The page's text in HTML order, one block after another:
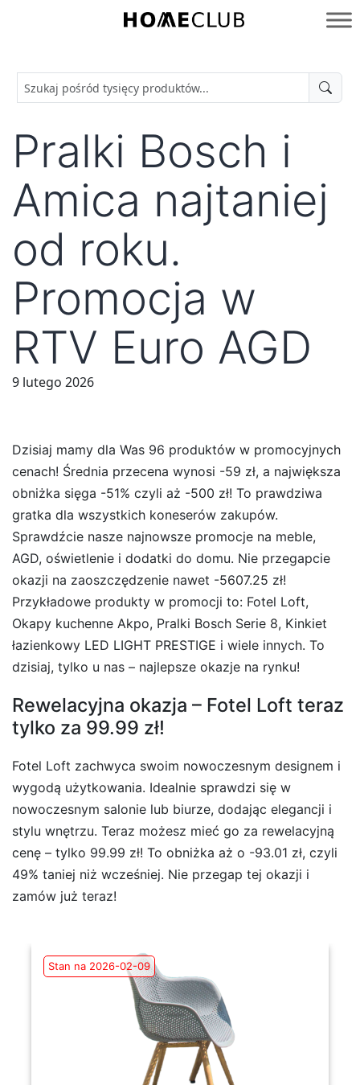
Homeclub
Pralki Bosch i
Amica najtaniej
od roku.
Promocja w
RTV Euro AGD
9 lutego 2026
Dzisiaj mamy dla Was 96 produktów w promocyjnych
cenach! Średnia przecena wynosi -59 zł, a największa
obniżka sięga -51% czyli aż -500 zł! To prawdziwa
gratka dla wszystkich koneserów zakupów.
Sprawdźcie nasze najnowsze promocje na meble,
AGD, oświetlenie i dodatki do domu. Nie przegapcie
okazji na zaoszczędzenie nawet -5607.25 zł!
Przykładowe produkty w promocji to: Fotel Loft,
Okapy kuchenne Akpo, Pralki Bosch Serie 8, Kinkiet
łazienkowy LED LIGHT PRESTIGE i wiele innych. To
dzisiaj, tylko u nas – najlepsze okazje na rynku!
Rewelacyjna okazja – Fotel Loft teraz
tylko za 99.99 zł!
Fotel Loft zachwyca swoim nowoczesnym designem i
wygodą użytkowania. Idealnie sprawdzi się w
nowoczesnym salonie lub biurze, dodając elegancji i
stylu wnętrzu. Teraz możesz mieć go za rewelacyjną
cenę – tylko 99.99 zł! To obniżka aż o -93.01 zł, czyli
49% taniej niż wcześniej. Nie przegap tej okazji i
zamów już teraz!
Stan na 2026-02-09